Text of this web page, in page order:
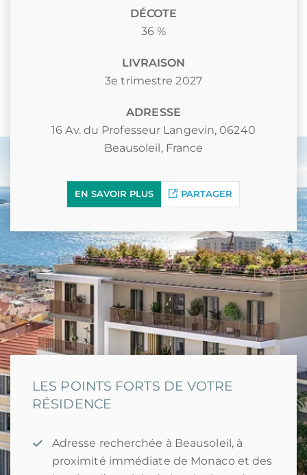
DÉCOTE
36 %
LIVRAISON
3e trimestre 2027
ADRESSE
16 Av. du Professeur Langevin, 06240
Beausoleil, France
EN SAVOIR PLUS PARTAGER
LES POINTS FORTS DE VOTRE
RÉSIDENCE
Adresse recherchée à Beausoleil, à
proximité immédiate de Monaco et des